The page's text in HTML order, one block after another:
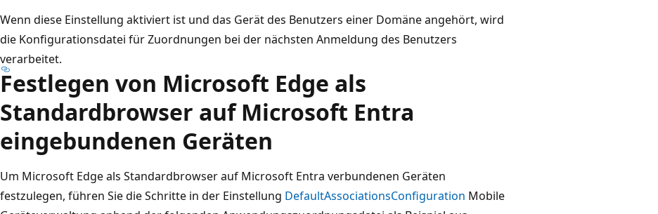
Wenn diese Einstellung aktiviert ist und das Gerät des Benutzers einer Domäne angehört, wird
die Konfigurationsdatei für Zuordnungen bei der nächsten Anmeldung des Benutzers
verarbeitet.
Festlegen von Microsoft Edge als
Standardbrowser auf Microsoft Entra
eingebundenen Geräten
Um Microsoft Edge als Standardbrowser auf Microsoft Entra verbundenen Geräten
festzulegen, führen Sie die Schritte in der Einstellung DefaultAssociationsConfiguration Mobile